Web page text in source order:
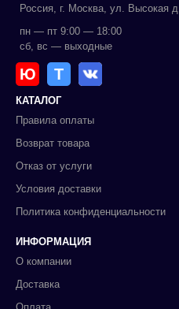
Россия, г. Москва, ул. Высокая
пн — пт 9:00 — 18:00
сб, вс — выходные
Ю Т
КАТАЛОГ
Правила оплаты
Возврат товара
Отказ от услуги
Условия доставки
Политика конфиденциальности
ИНФОРМАЦИЯ
О компании
Доставка